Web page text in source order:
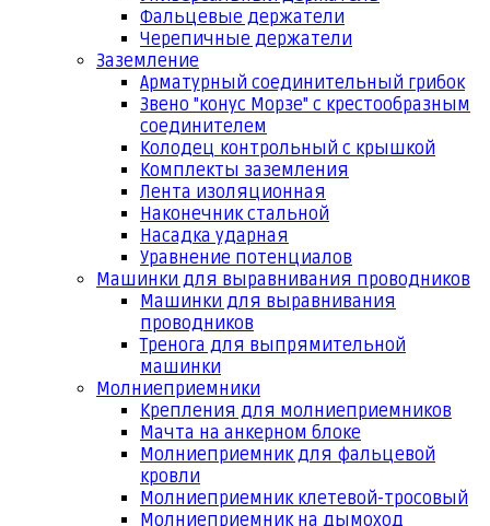
Фальцевые держатели
Черепичные держатели
Заземление
Арматурный соединительный грибок
Звено "конус Морзе" с крестообразным
соединителем
Колодец контрольный с крышкой
Комплекты заземления
Лента изоляционная
Наконечник стальной
Насадка ударная
Уравнение потенциалов
Машинки для выравнивания проводников
Машинки для выравнивания
проводников
Тренога для выпрямительной
машинки
Молниеприемники
Крепления для молниеприемников
Мачта на анкерном блоке
Молниеприемник для фальцевой
кровли
Молниеприемник клетевой-тросовый
Молниеприемник на дымоход